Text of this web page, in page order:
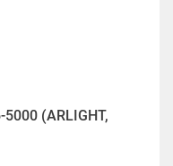
(ARLIGHT,